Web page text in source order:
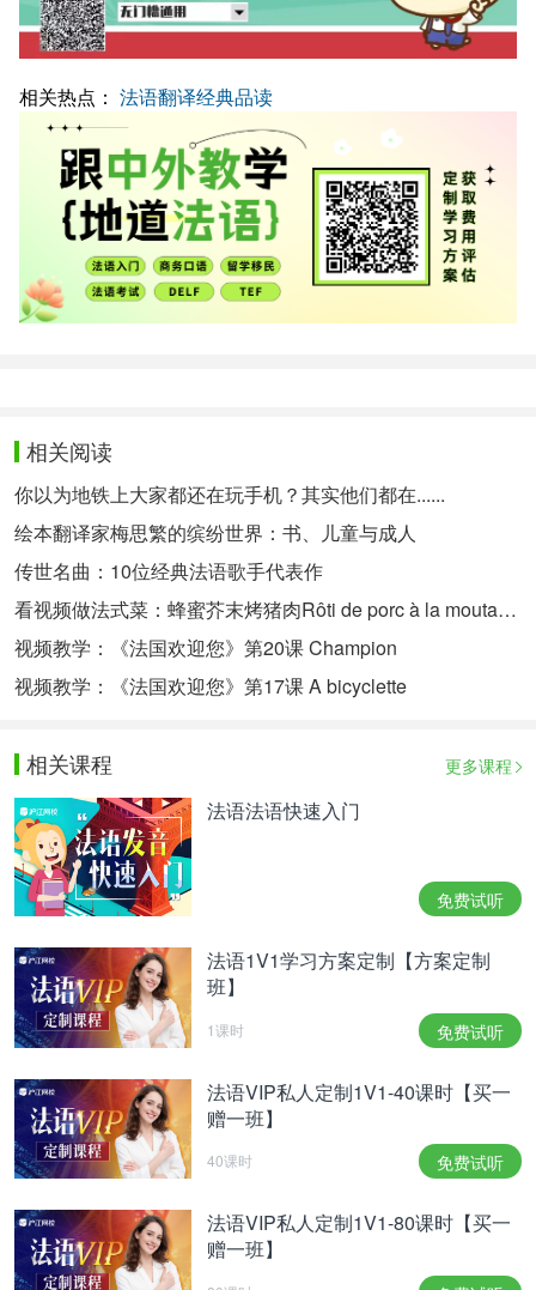
相关热点： 法语翻译经典品读
相关阅读
你以为地铁上大家都还在玩手机？其实他们都在......
绘本翻译家梅思繁的缤纷世界：书、儿童与成人
传世名曲：10位经典法语歌手代表作
看视频做法式菜：蜂蜜芥末烤猪肉Rôti de porc à la moutarde et miel
视频教学：《法国欢迎您》第20课 Champion
视频教学：《法国欢迎您》第17课 A bicyclette
相关课程 更多课程
法语法语快速入门
免费试听
法语1V1学习方案定制【方案定制
班】
1课时 免费试听
法语VIP私人定制1V1-40课时【买一
赠一班】
40课时 免费试听
法语VIP私人定制1V1-80课时【买一
赠一班】